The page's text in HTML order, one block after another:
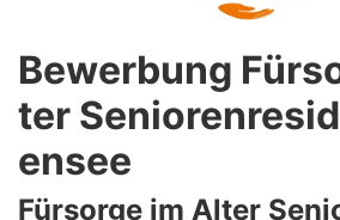
Bewerbung
ter
ensee
Fürsorge im Alter